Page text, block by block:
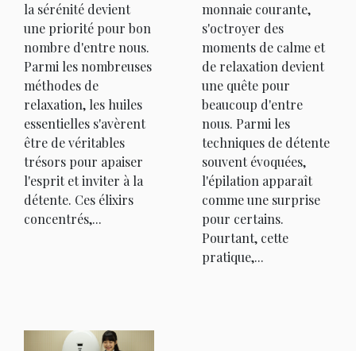
la sérénité devient
une priorité pour bon
nombre d'entre nous.
Parmi les nombreuses
méthodes de
relaxation, les huiles
essentielles s'avèrent
être de véritables
trésors pour apaiser
l'esprit et inviter à la
détente. Ces élixirs
concentrés,...
monnaie courante,
s'octroyer des
moments de calme et
de relaxation devient
une quête pour
beaucoup d'entre
nous. Parmi les
techniques de détente
souvent évoquées,
l'épilation apparaît
comme une surprise
pour certains.
Pourtant, cette
pratique,...